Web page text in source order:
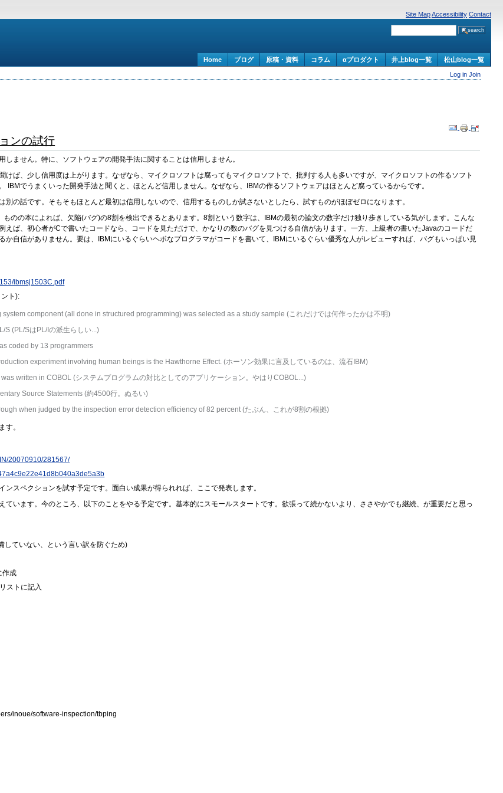
Site MapAccessibility Contact
Home ブログ 原稿・資料 コラム αプロダクト 井上blog一覧 松山blog一覧
Log in Join
ンの試行
ません。特に、ソフトウェアの開発手法に関することは信用しません。
けば、少し信用度は上がります。なぜなら、マイクロソフトは腐ってもマイクロソフトで、批判する人も多いですが、マイクロソフトの作るソフト
IBMでうまくいった開発手法と聞くと、ほとんど信用しません。なぜなら、IBMの作るソフトウェアはほとんど腐っているからです。
別の話です。そもそもほとんど最初は信用しないので、信用するものしか試さないとしたら、試すものがほぼゼロになります。
のの本によれば、欠陥(バグ)の8割を検出できるとあります。8割という数字は、IBMの最初の論文の数字だけ独り歩きしている気がします。こんな
えば、初心者がCで書いたコードなら、コードを見ただけで、かなりの数のバグを見つける自信があります。一方、上級者の書いたJavaのコードだ
か自信がありません。要は、IBMにいるぐらいヘボなプログラマがコードを書いて、IBMにいるぐらい優秀な人がレビューすれば、バグもいっぱい見
ibmsj1503C.pdf
ト):
component (all done in structured programming) was selected as a study sample (これだけでは何作ったかは不明)
S (PL/SはPL/Iの派生らしい...)
coded by 13 programmers
experiment involving human beings is the Hawthorne Effect. (ホーソン効果に言及しているのは、流石IBM)
written in COBOL (システムプログラムの対比としてのアプリケーション。やはりCOBOL...)
Source Statements (約4500行。ぬるい)
when judged by the inspection error detection efficiency of 82 percent (たぶん、これが8割の根拠)
す。
20070910/281567/
スペクションを試す予定です。面白い成果が得られれば、ここで発表します。
ています。今のところ、以下のことをやる予定です。基本的にスモールスタートです。欲張って続かないより、ささやかでも継続、が重要だと思っ
していない、という言い訳を防ぐため)
作成
ストに記入
inoue/software-inspection/tbping